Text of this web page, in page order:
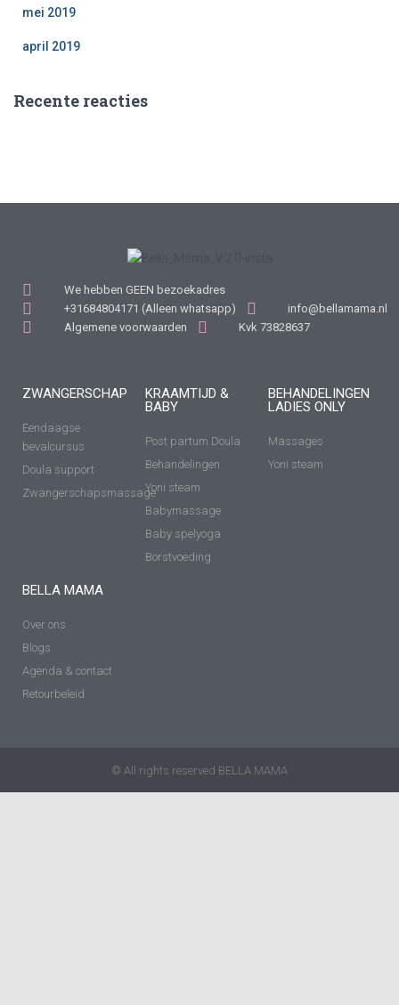
mei 2019
april 2019
Recente reacties
We hebben GEEN bezoekadres
+31684804171 (Alleen whatsapp)
info@bellamama.nl
Algemene voorwaarden
Kvk 73828637
ZWANGERSCHAP
Eendaagse
bevalcursus
Doula support
Zwangerschapsmassage
KRAAMTIJD &
BABY
Post partum Doula
Behandelingen
Yoni steam
Babymassage
Baby spelyoga
Borstvoeding
BEHANDELINGEN
LADIES ONLY
Massages
Yoni steam
BELLA MAMA
Over ons
Blogs
Agenda & contact
Retourbeleid
© All rights reserved BELLA MAMA